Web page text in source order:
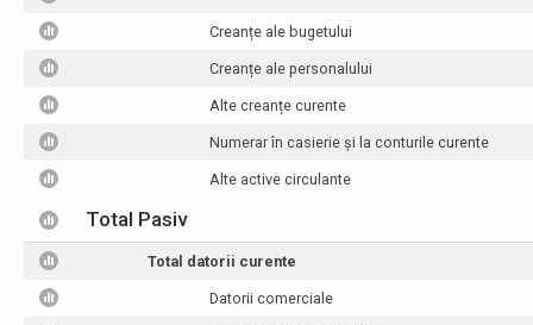
Creanțe ale bugetului
Creanțe ale personalului
Alte creanțe curente
Numerar în casierie și la conturile curente
Alte active circulante
Total Pasiv
Total datorii curente
Datorii comerciale